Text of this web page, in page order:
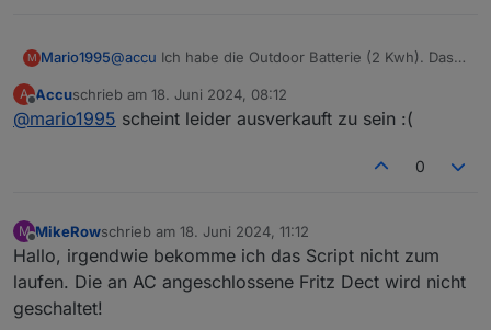
M Mario1995@accu Ich habe die Outdoor Batterie (2 Kwh). Das
Ganzen Werte (Akkustand etc.) direkt vom
PowerStream geliefert. Zu deiner anderen Frage mit
A
Offline
Accuschrieb am 18. Juni 2024, 08:12
zuletzt editiert von
@mario1995 scheint leider ausverkauft zu sein :(
0
M
Offline
MikeRowschrieb am 18. Juni 2024, 11:12
zuletzt editiert von
Hallo, irgendwie bekomme ich das Script nicht zum
laufen. Die an AC angeschlossene Fritz Dect wird nicht
geschaltet!